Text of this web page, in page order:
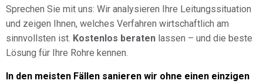
Sprechen Sie mit uns: Wir analysieren Ihre Leitungssituation
und zeigen Ihnen, welches Verfahren wirtschaftlich am
sinnvollsten ist. Kostenlos beraten lassen – und die beste
Lösung für Ihre Rohre kennen.
In den meisten Fällen sanieren wir ohne einen einzigen